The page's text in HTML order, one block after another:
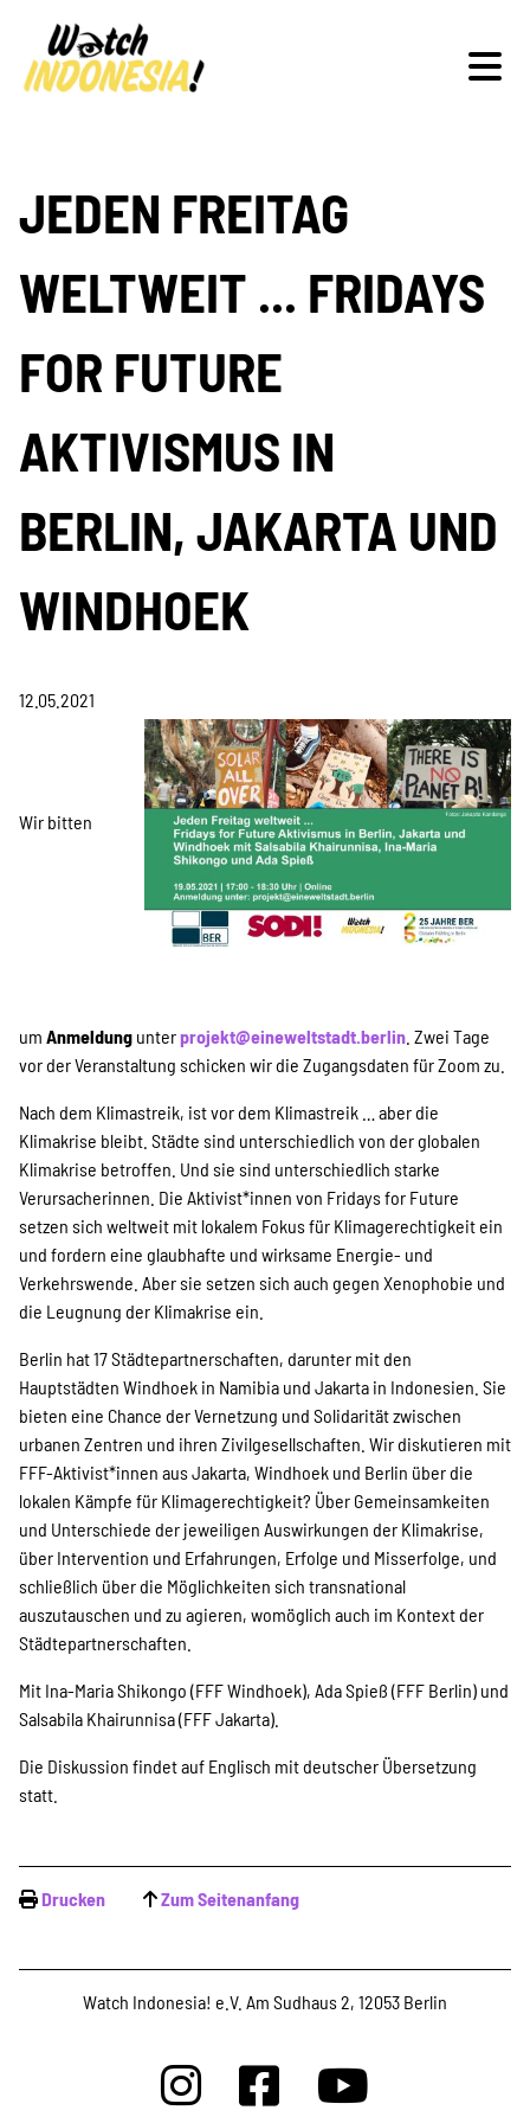
Schwerpunkte
Veranstaltungen
Publikationen
Projekte
Stellenangebote
Werde Mitglied
SPENDEN
Über uns
Transparenz
Kontakt
english
Indonesian
Suche
JEDEN FREITAG
WELTWEIT ... FRIDAYS
FOR FUTURE
AKTIVISMUS IN
BERLIN, JAKARTA UND
WINDHOEK
12.05.2021
Wir bitten
um Anmeldung unterprojekt@eineweltstadt.berlin . Zwei Tage
vor der Veranstaltung schicken wir die Zugangsdaten für Zoom zu.
Nach dem Klimastreik, ist vor dem Klimastreik … aber die
Klimakrise bleibt. Städte sind unterschiedlich von der globalen
Klimakrise betroffen. Und sie sind unterschiedlich starke
Verursacherinnen. Die Aktivist*innen von Fridays for Future
setzen sich weltweit mit lokalem Fokus für Klimagerechtigkeit ein
und fordern eine glaubhafte und wirksame Energie- und
Verkehrswende. Aber sie setzen sich auch gegen Xenophobie und
die Leugnung der Klimakrise ein.
Berlin hat 17 Städtepartnerschaften, darunter mit den
Hauptstädten Windhoek in Namibia und Jakarta in Indonesien. Sie
bieten eine Chance der Vernetzung und Solidarität zwischen
urbanen Zentren und ihren Zivilgesellschaften. Wir diskutieren mit
FFF-Aktivist*innen aus Jakarta, Windhoek und Berlin über die
lokalen Kämpfe für Klimagerechtigkeit? Über Gemeinsamkeiten
und Unterschiede der jeweiligen Auswirkungen der Klimakrise,
über Intervention und Erfahrungen, Erfolge und Misserfolge, und
schließlich über die Möglichkeiten sich transnational
auszutauschen und zu agieren, womöglich auch im Kontext der
Städtepartnerschaften.
Mit Ina-Maria Shikongo (FFF Windhoek), Ada Spieß (FFF Berlin) und
Salsabila Khairunnisa (FFF Jakarta).
Die Diskussion findet auf Englisch mit deutscher Übersetzung
statt.
Drucken Zum Seitenanfang
Watch Indonesia! e.V. Am Sudhaus 2, 12053 Berlin